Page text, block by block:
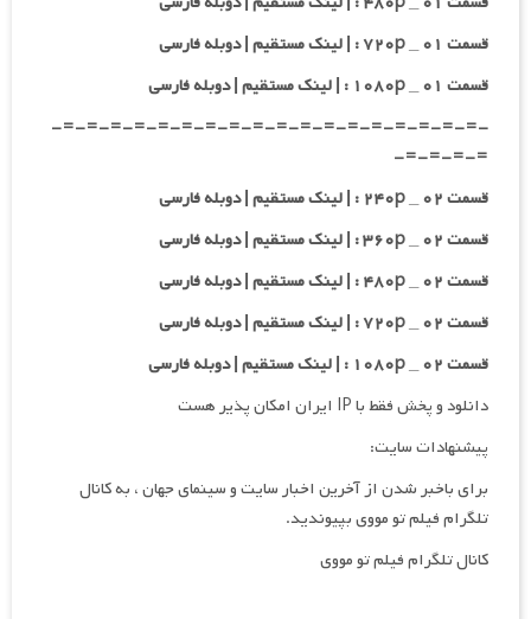
قسمت ۰۱ _ ۷۲۰p : | لینک مستقیم | دوبله فارسی
قسمت ۰۱ _ ۱۰۸۰p : | لینک مستقیم | دوبله فارسی
-=-=-=-=-=-=-=-=-=-=-=-=-=-=-=-=-=-=-
=-=-=-=-
قسمت ۰۲ _ ۲۴۰p : | لینک مستقیم | دوبله فارسی
قسمت ۰۲ _ ۳۶۰p : | لینک مستقیم | دوبله فارسی
قسمت ۰۲ _ ۴۸۰p : | لینک مستقیم | دوبله فارسی
قسمت ۰۲ _ ۷۲۰p : | لینک مستقیم | دوبله فارسی
قسمت ۰۲ _ ۱۰۸۰p : | لینک مستقیم | دوبله فارسی
دانلود و پخش فقط با IP ایران امکان پذیر هست
پیشنهادات سایت:
برای باخبر شدن از آخرین اخبار سایت و سینمای جهان ، به کانال
تلگرام فیلم تو مووی بپیوندید.
کانال تلگرام فیلم تو مووی